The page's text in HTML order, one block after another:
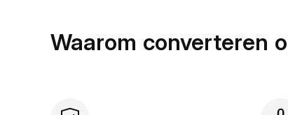
Waarom converteren